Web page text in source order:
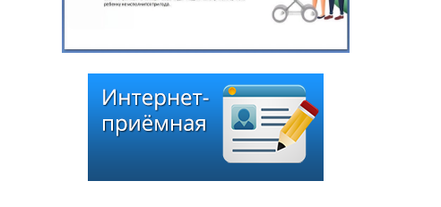
поздравила с 92-летием
Чоодуевича Ширшина
05.08.2026